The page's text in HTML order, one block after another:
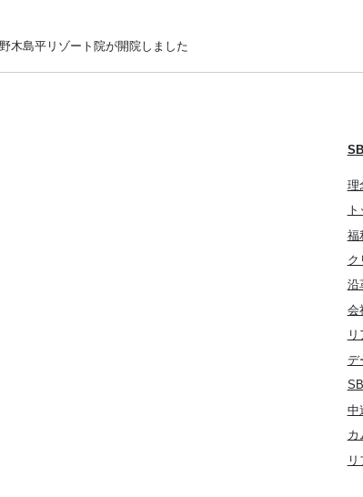
木島平リゾート院が開院しました
理
福
ク
沿
会
デ
中
カ